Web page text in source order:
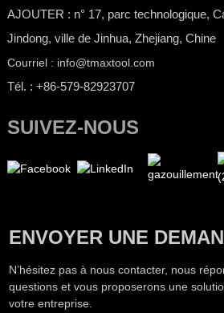
AJOUTER : n° 17, parc technologique,
Jindong, ville de Jinhua, Zhejiang, Chine
Courriel : info@tmaxtool.com
Tél. : +86-579-82923707
SUIVEZ-NOUS
ENVOYER UNE
N’hésitez pas à nous contacter, nous
questions et vous proposerons une
votre entreprise.